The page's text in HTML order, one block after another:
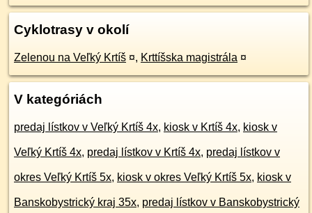
Cyklotrasy v okolí
Zelenou na Veľký Krtíš ¤, Krttíšska magistrála ¤
V kategóriách
predaj lístkov v Veľký Krtíš 4x, kiosk v Krtíš 4x, kiosk v
Veľký Krtíš 4x, predaj lístkov v Krtíš 4x, predaj lístkov v
okres Veľký Krtíš 5x, kiosk v okres Veľký Krtíš 5x, kiosk v
Banskobystrický kraj 35x, predaj lístkov v Banskobystrický